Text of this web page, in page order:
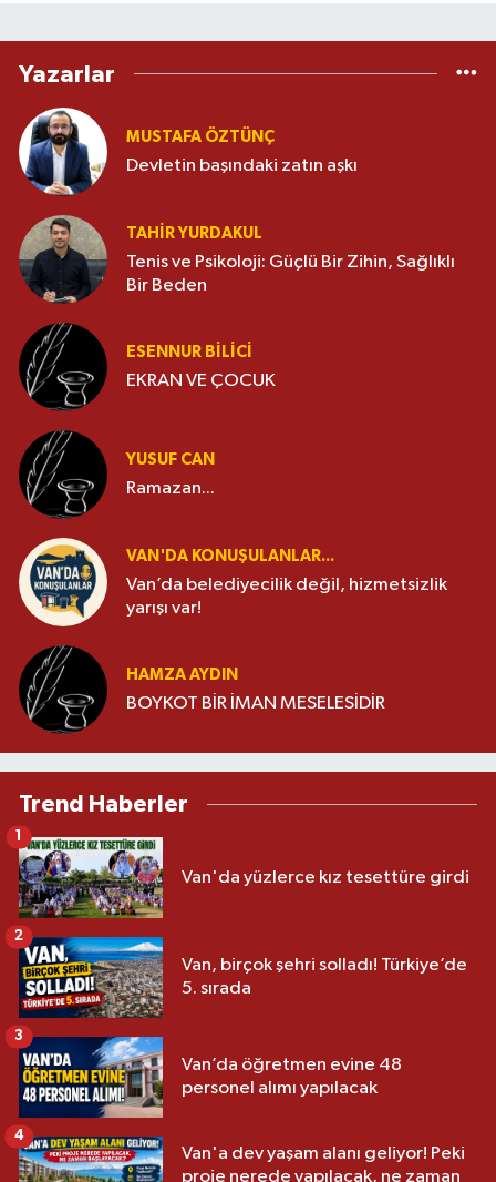
Yazarlar
MUSTAFA ÖZTÜNÇ
Devletin başındaki zatın aşkı
TAHIR YURDAKUL
Tenis ve Psikoloji: Güçlü Bir Zihin, Sağlıklı
Bir Beden
ESENNUR BİLİCİ
EKRAN VE ÇOCUK
YUSUF CAN
Ramazan...
VAN'DA KONUŞULANLAR...
Van’da belediyecilik değil, hizmetsizlik
yarışı var!
HAMZA AYDIN
BOYKOT BİR İMAN MESELESİDİR
Trend Haberler
Van'da yüzlerce kız tesettüre girdi
1
Van, birçok şehri solladı! Türkiye’de
5. sırada
2
Van’da öğretmen evine 48
personel alımı yapılacak
3
Van'a dev yaşam alanı geliyor! Peki
proje nerede yapılacak, ne zaman
4